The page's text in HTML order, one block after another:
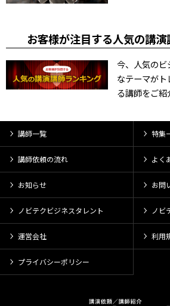
お客様が注目する人気の講
今、人気の
なテーマが
る講師をご紹
講師一覧 特集
講師依頼の流れ よく
お知らせ お問
ノビテクビジネスタレント ノビ
運営会社 利用
プライバシーポリシー